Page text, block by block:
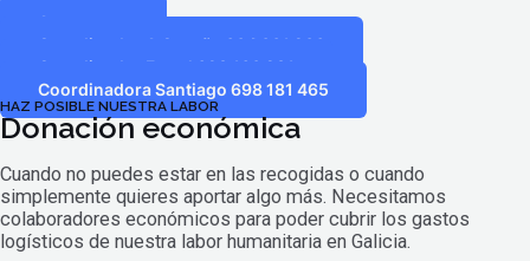
Apuntarme
Coordinador A Coruña 604 001 206
Coordinador Ferrol 698 160 281
Coordinadora Santiago 698 181 465
HAZ POSIBLE NUESTRA LABOR
Donación económica
Cuando no puedes estar en las recogidas o cuando
simplemente quieres aportar algo más. Necesitamos
colaboradores económicos para poder cubrir los gastos
logísticos de nuestra labor humanitaria en Galicia.